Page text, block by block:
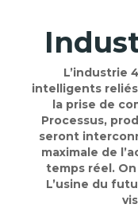
L’industrie
intelligents
la prise de
Processus,
seront
maximale de
temps réel.
L’usine du